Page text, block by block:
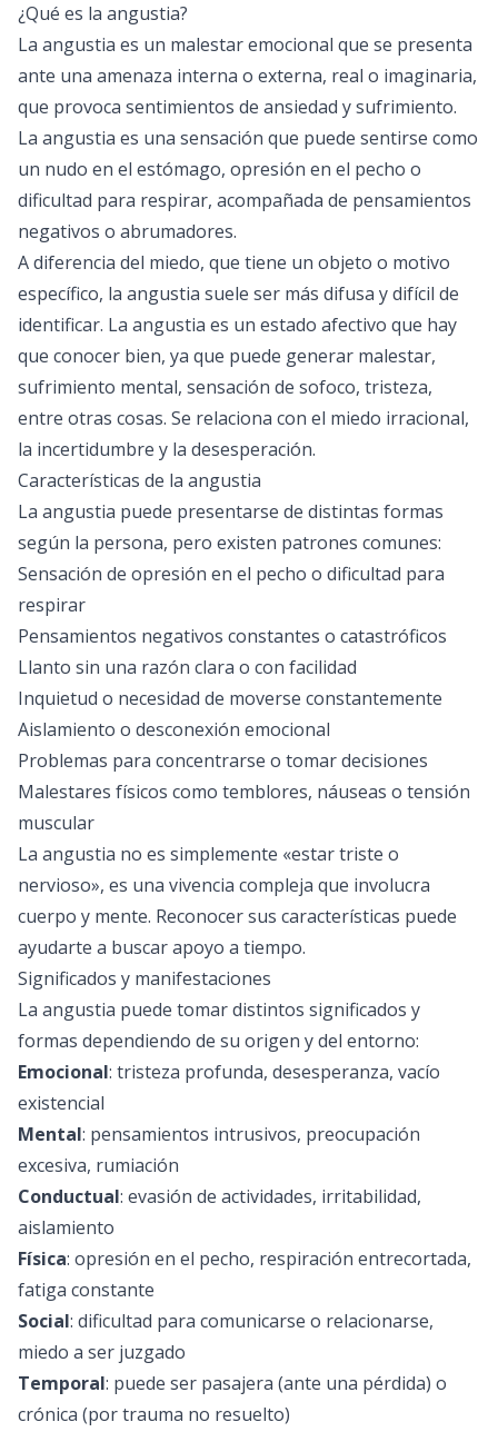
¿Qué es la angustia?
La angustia es un malestar emocional que se presenta
ante una amenaza interna o externa, real o imaginaria,
que provoca sentimientos de ansiedad y sufrimiento.
La angustia es una sensación que puede sentirse como
un nudo en el estómago, opresión en el pecho o
dificultad para respirar, acompañada de pensamientos
negativos o abrumadores.
A diferencia del miedo, que tiene un objeto o motivo
específico, la angustia suele ser más difusa y difícil de
identificar. La angustia es un estado afectivo que hay
que conocer bien, ya que puede generar malestar,
sufrimiento mental, sensación de sofoco, tristeza,
entre otras cosas. Se relaciona con el miedo irracional,
la incertidumbre y la desesperación.
Características de la angustia
La angustia puede presentarse de distintas formas
según la persona, pero existen patrones comunes:
Sensación de opresión en el pecho o dificultad para
respirar
Pensamientos negativos constantes o catastróficos
Llanto sin una razón clara o con facilidad
Inquietud o necesidad de moverse constantemente
Aislamiento o desconexión emocional
Problemas para concentrarse o tomar decisiones
Malestares físicos como temblores, náuseas o tensión
muscular
La angustia no es simplemente «estar triste o
nervioso», es una vivencia compleja que involucra
cuerpo y mente. Reconocer sus características puede
ayudarte a buscar apoyo a tiempo.
Significados y manifestaciones
La angustia puede tomar distintos significados y
formas dependiendo de su origen y del entorno:
Emocional: tristeza profunda, desesperanza, vacío
existencial
Mental: pensamientos intrusivos, preocupación
excesiva, rumiación
Conductual: evasión de actividades, irritabilidad,
aislamiento
Física: opresión en el pecho, respiración entrecortada,
fatiga constante
Social: dificultad para comunicarse o relacionarse,
miedo a ser juzgado
Temporal: puede ser pasajera (ante una pérdida) o
crónica (por trauma no resuelto)